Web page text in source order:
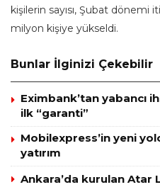
kişilerin sayısı, Şubat dönemi
milyon kişiye yükseldi.
Bunlar İlginizi Çekebilir
Eximbank’tan yabancı
ilk “garanti”
Mobilexpress’in yeni
yatırım
Ankara’da kurulan Atar